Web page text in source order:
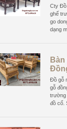
Cty Đồ
ghế
go
dạng
Đồ gỗ
gỗ
trường
đồ cổ.